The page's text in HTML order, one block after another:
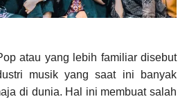
atau yang lebih familiar disebut
musik yang saat ini banyak
di dunia. Hal ini membuat salah